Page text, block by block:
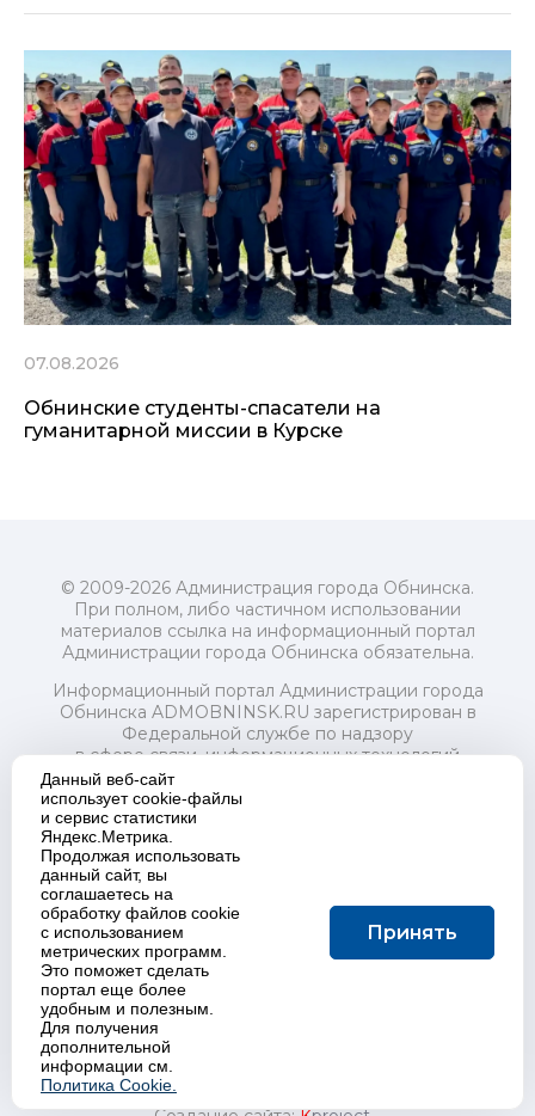
07.08.2026
Обнинские студенты-спасатели на
гуманитарной миссии в Курске
© 2009-2026 Администрация города Обнинска.
При полном, либо частичном использовании
материалов ссылка на информационный портал
Администрации города Обнинска обязательна.
Информационный портал Администрации города
Обнинска ADMOBNINSK.RU зарегистрирован в
Федеральной службе по надзору
в сфере связи, информационных технологий
и массовых коммуникаций (Роскомнадзор) 24 июля
2018 года.
Свидетельство о регистрации Эл № ФС77-73321
Учредитель: Администрация (исполнительно-
распорядительный орган) городского округа "Город
Обнинск". Главный редактор: Байкова Е.А.
Адрес электронной почты Редакции:
redactor@admobninsk.ru
Телефон Редакции: +7 (484) 395-85-85
Настоящий ресурс содержит материалы 18+
Политика в отношении обработки персональных
Данный веб-сайт
использует cookie-файлы
и сервис статистики
Яндекс.Метрика.
Продолжая использовать
данный сайт, вы
соглашаетесь на
обработку файлов cookie
с использованием
метрических программ.
Это поможет сделать
портал еще более
удобным и полезным.
Для получения
дополнительной
информации см.
Политика Cookie.
Принять